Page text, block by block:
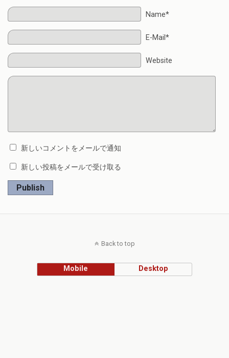
Name*
E-Mail*
Website
新しいコメントをメールで通知
新しい投稿をメールで受け取る
Publish
Back to top
Mobile Desktop